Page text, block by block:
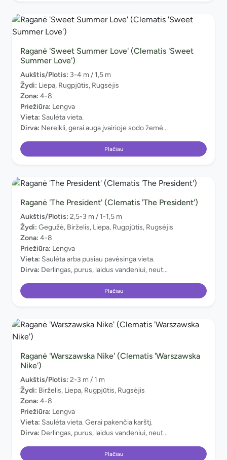
Raganė 'Sweet Summer Love' (Clematis 'Sweet
Summer Love')
Aukštis/Plotis: 3-4 m / 1,5 m
Žydi: Liepa, Rugpjūtis, Rugsėjis
Zona: 4-8
Priežiūra: Lengva
Vieta: Saulėta vieta.
Dirva: Nereikli, gerai auga įvairioje sodo žemė...
Plačiau
Raganė 'The President' (Clematis 'The President')
Aukštis/Plotis: 2,5-3 m / 1-1,5 m
Žydi: Gegužė, Birželis, Liepa, Rugpjūtis, Rugsėjis
Zona: 4-8
Priežiūra: Lengva
Vieta: Saulėta arba pusiau pavėsinga vieta.
Dirva: Derlingas, purus, laidus vandeniui, neut...
Plačiau
Raganė 'Warszawska Nike' (Clematis 'Warszawska
Nike')
Aukštis/Plotis: 2-3 m / 1 m
Žydi: Birželis, Liepa, Rugpjūtis, Rugsėjis
Zona: 4-8
Priežiūra: Lengva
Vieta: Saulėta vieta. Gerai pakenčia karštį.
Dirva: Derlingas, purus, laidus vandeniui, neut...
Plačiau